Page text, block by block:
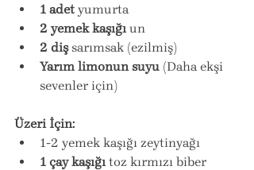
1 adet yumurta
2 yemek kaşığı un
2 diş sarımsak (ezilmiş)
Yarım limonun suyu (Daha ekşi
sevenler için)
Üzeri İçin:
1-2 yemek kaşığı zeytinyağı
1 çay kaşığı toz kırmızı biber